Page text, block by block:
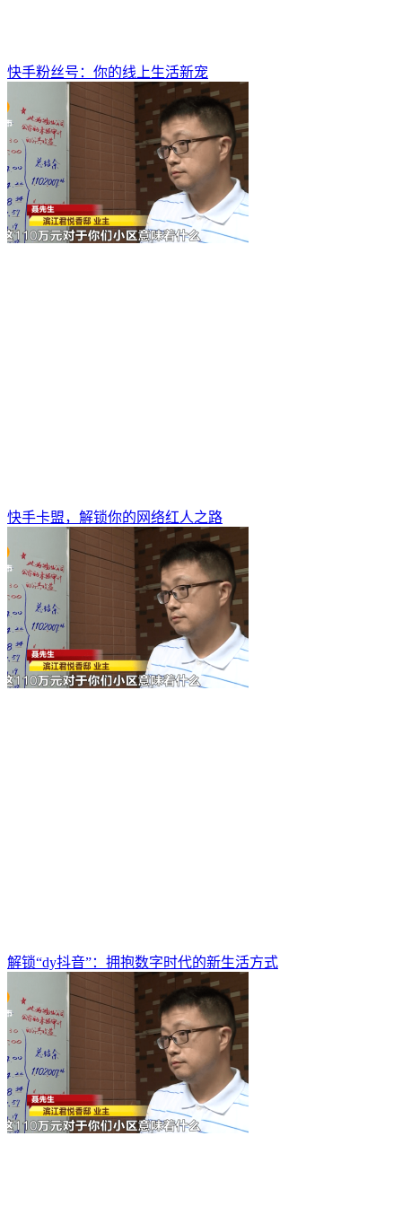
快手粉丝号：你的线上生活新宠
快手卡盟，解锁你的网络红人之路
解锁“dy抖音”：拥抱数字时代的新生活方式